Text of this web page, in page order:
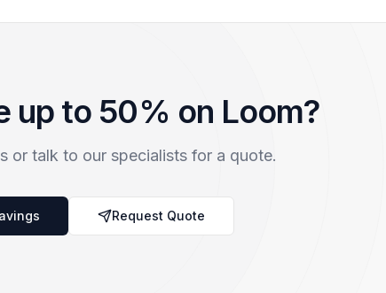
up to 50% on Loom?
or talk to our specialists for a quote.
Request Quote